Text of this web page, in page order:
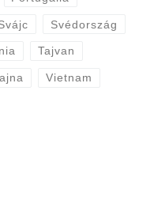
Svédország
Tajvan
Vietnam